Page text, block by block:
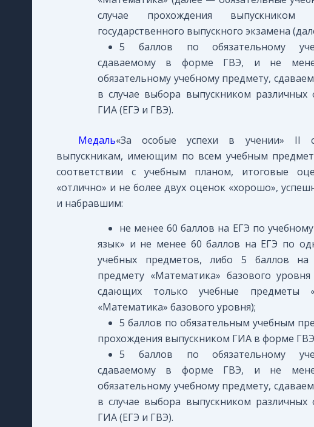
случае прохождения
государственного выпускного экзамена
5 баллов по обязательному
сдаваемому в форме ГВЭ, и не
обязательному учебному предмету,
в случае выбора выпускником
ГИА (ЕГЭ и ГВЭ).
Медаль«За особые успехи в учении» II
выпускникам, имеющим по всем учебным
соответствии с учебным планом, итоговые
«отлично» и не более двух оценок «хорошо»,
и набравшим:
не менее 60 баллов на ЕГЭ по
язык» и не менее 60 баллов на ЕГЭ по
учебных предметов, либо 5 баллов
предмету «Математика» базового
сдающих только учебные предметы
«Математика» базового уровня);
5 баллов по обязательным учебным
прохождения выпускником ГИА в форме
5 баллов по обязательному
сдаваемому в форме ГВЭ, и не
обязательному учебному предмету,
в случае выбора выпускником
ГИА (ЕГЭ и ГВЭ).